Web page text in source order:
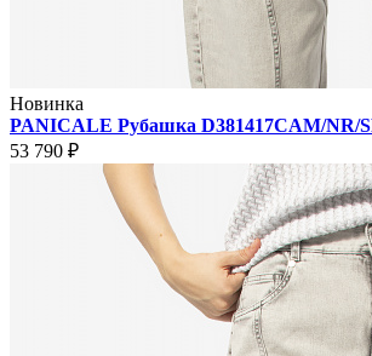
Новинка
PANICALE Рубашка D381417CAM/NR/
53 790 ₽